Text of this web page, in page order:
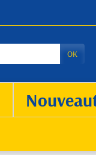
OK